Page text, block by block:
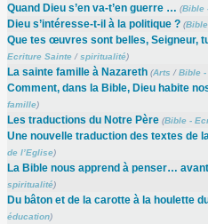
Quand Dieu s’en va-t’en guerre … (Bible
Dieu s’intéresse-t-il à la politique ? (
Que tes œuvres sont belles, Seigneur,
Ecriture Sainte/spiritualité)
La sainte famille à Nazareth (Arts /Bible
Comment, dans la Bible, Dieu habite
famille)
Les traductions du Notre Père (Bible -
Une nouvelle traduction des textes de
de l’Eglise)
La Bible nous apprend à penser…
spiritualité)
Du bâton et de la carotte à la houlette
éducation)